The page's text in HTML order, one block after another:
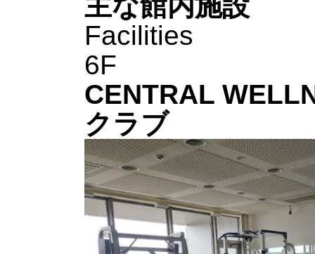
Facilities
6F
CENTRAL
クラブ